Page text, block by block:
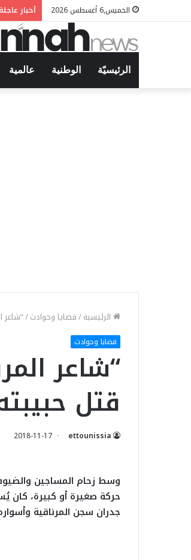
الخميس,6 أغسطس 2026 أخبار عاجلة
الرئيسيّة الوطنية عالمية
الرئيسية/قضايا وحوادث/“شاعر
قضايا وحوادث
“شاعر
قتل حبيبته
ettounissia
2018-11-17
وسط زحام المساجين
حركة صغيرة أو كبيرة، كان
جدران سجن المرناقية وأسواره